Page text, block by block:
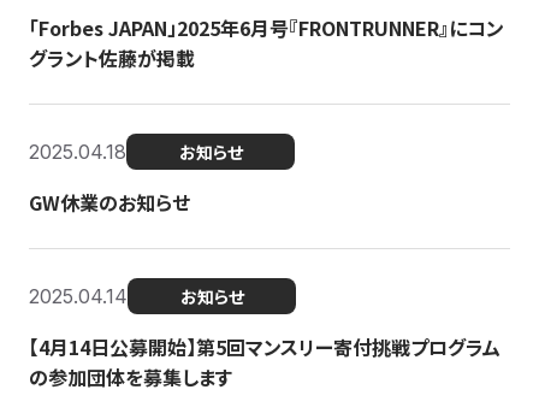
「Forbes JAPAN」2025年6月号『FRONTRUNNER』にコン
グラント佐藤が掲載
2025.04.18 お知らせ
GW休業のお知らせ
2025.04.14 お知らせ
【4月14日公募開始】第5回マンスリー寄付挑戦プログラム
の参加団体を募集します